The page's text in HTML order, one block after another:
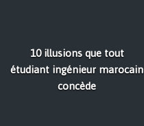
10 illusions que tout
étudiant ingénieur marocain
concède